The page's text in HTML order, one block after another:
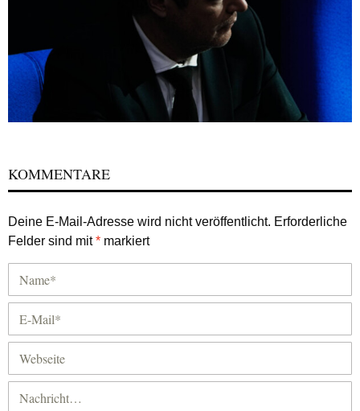
KOMMENTARE
Deine E-Mail-Adresse wird nicht veröffentlicht. Erforderliche
Felder sind mit* markiert